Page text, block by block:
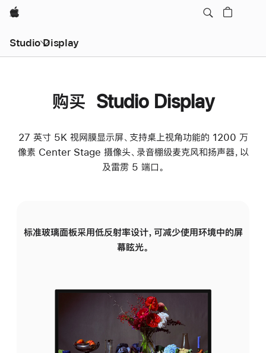
Apple
Studio Display
购买 Studio Display
27 英寸 5K 视网膜显示屏、支持桌上视角功能的 1200 万
像素 Center Stage 摄像头、录音棚级麦克风和扬声器，以
及雷雳 5 端口。
标准玻璃面板采用低反射率设计，可减少使用环境中的屏
幕眩光。